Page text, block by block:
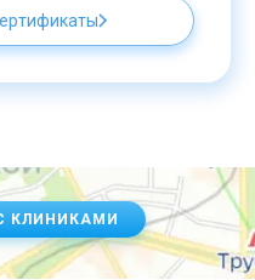
КЛИНИКАМИ